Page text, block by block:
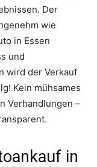
Der
wie
in Essen
und
wird der Verkauf
Kein mühsames
Verhandlungen –
in